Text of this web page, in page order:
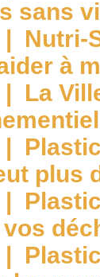
sans
| Nutri-
à
| La
|
plus
|
|